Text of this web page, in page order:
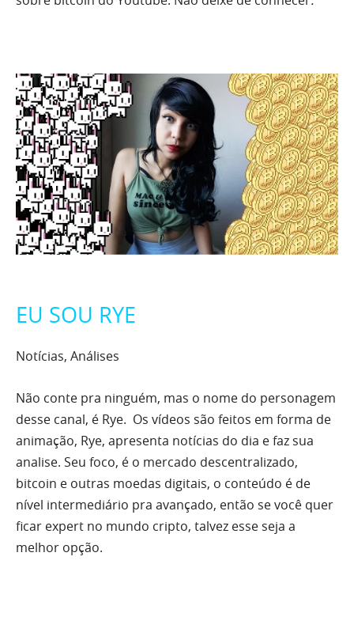
EU SOU RYE
Notícias, Análises
Não conte pra ninguém, mas o nome do personagem
desse canal, é Rye. Os vídeos são feitos em forma de
animação, Rye, apresenta notícias do dia e faz sua
analise. Seu foco, é o mercado descentralizado,
bitcoin e outras moedas digitais, o conteúdo é de
nível intermediário pra avançado, então se você quer
ficar expert no mundo cripto, talvez esse seja a
melhor opção.